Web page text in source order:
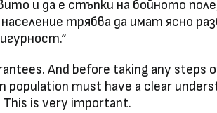
и да е стъпки на бойното
трябва да имат ясно
And before taking any steps
must have a clear
is very important.